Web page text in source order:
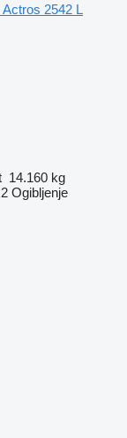
2542 L
14.160 kg
Ogibljenje